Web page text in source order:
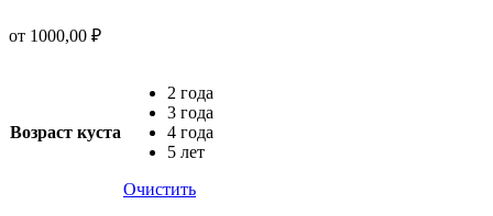
от 1000,00 ₽
Возраст куста
2 года
3 года
4 года
5 лет
Очистить